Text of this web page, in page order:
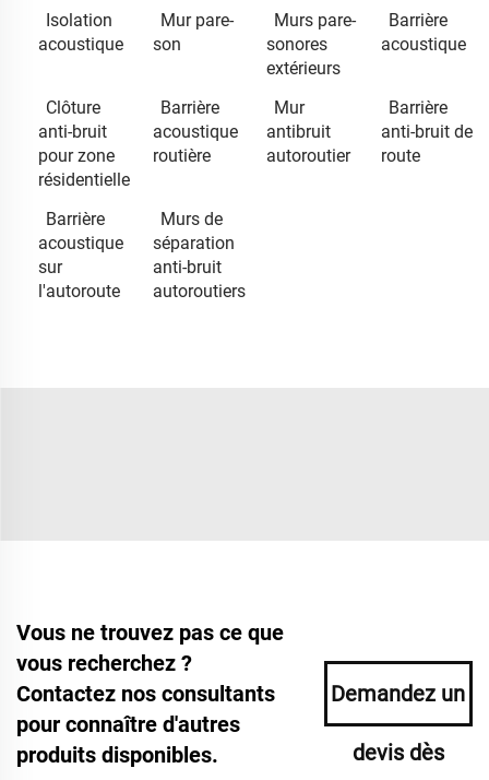
Isolation
acoustique
Mur pare-
son
Murs pare-
sonores
extérieurs
Barrière
acoustique
Clôture
anti-bruit
pour zone
résidentielle
Barrière
acoustique
routière
Mur
antibruit
autoroutier
Barrière
anti-bruit de
route
Barrière
acoustique
sur
l'autoroute
Murs de
séparation
anti-bruit
autoroutiers
Vous ne trouvez pas ce que
vous recherchez ?
Contactez nos consultants
pour connaître d'autres
produits disponibles.
Demandez un
devis dès